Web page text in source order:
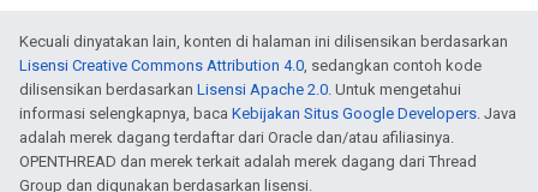
Kecuali dinyatakan lain, konten di halaman ini dilisensikan berdasarkan
Lisensi Creative Commons Attribution 4.0, sedangkan contoh kode
dilisensikan berdasarkan Lisensi Apache 2.0. Untuk mengetahui
informasi selengkapnya, baca Kebijakan Situs Google Developers. Java
adalah merek dagang terdaftar dari Oracle dan/atau afiliasinya.
OPENTHREAD dan merek terkait adalah merek dagang dari Thread
Group dan digunakan berdasarkan lisensi.